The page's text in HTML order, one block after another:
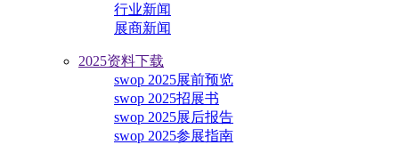
行业新闻
展商新闻
2025资料下载
swop 2025展前预览
swop 2025招展书
swop 2025展后报告
swop 2025参展指南